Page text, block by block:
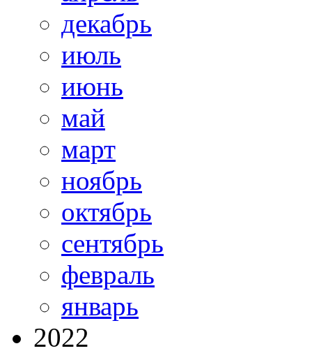
декабрь
июль
июнь
май
март
ноябрь
октябрь
сентябрь
февраль
январь
2022